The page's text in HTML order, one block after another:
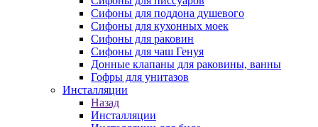
Сифоны для поддона душевого
Сифоны для кухонных моек
Сифоны для раковин
Сифоны для чаш Генуя
Донные клапаны для раковины, ванны
Гофры для унитазов
Инсталляции
Назад
Инсталляции